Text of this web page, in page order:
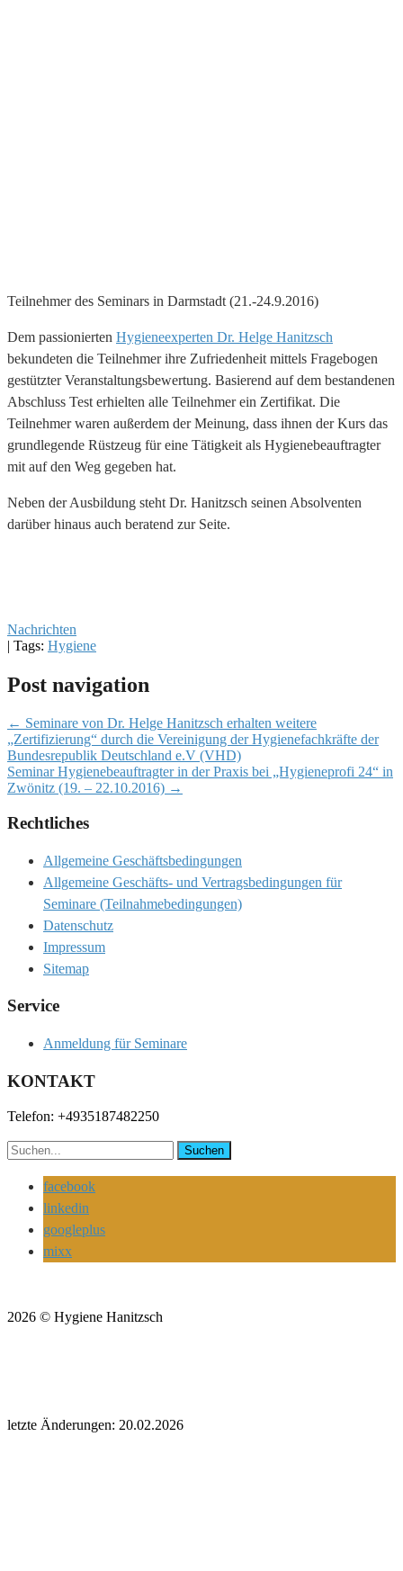
Teilnehmer des Seminars in Darmstadt (21.-24.9.2016)
Dem passionierten Hygieneexperten Dr. Helge Hanitzsch
bekundeten die Teilnehmer ihre Zufriedenheit mittels Fragebogen
gestützter Veranstaltungsbewertung. Basierend auf dem bestandenen
Abschluss Test erhielten alle Teilnehmer ein Zertifikat. Die
Teilnehmer waren außerdem der Meinung, dass ihnen der Kurs das
grundlegende Rüstzeug für eine Tätigkeit als Hygienebeauftragter
mit auf den Weg gegeben hat.
Neben der Ausbildung steht Dr. Hanitzsch seinen Absolventen
darüber hinaus auch beratend zur Seite.
Nachrichten
| Tags: Hygiene
Post navigation
← Seminare von Dr. Helge Hanitzsch erhalten weitere
„Zertifizierung“ durch die Vereinigung der Hygienefachkräfte der
Bundesrepublik Deutschland e.V (VHD)
Seminar Hygienebeauftragter in der Praxis bei „Hygieneprofi 24“ in
Zwönitz (19. – 22.10.2016) →
Rechtliches
Allgemeine Geschäftsbedingungen
Allgemeine Geschäfts- und Vertragsbedingungen für
Seminare (Teilnahmebedingungen)
Datenschutz
Impressum
Sitemap
Service
Anmeldung für Seminare
KONTAKT
Telefon: +4935187482250
facebook
linkedin
googleplus
mixx
2026 © Hygiene Hanitzsch
letzte Änderungen: 20.02.2026